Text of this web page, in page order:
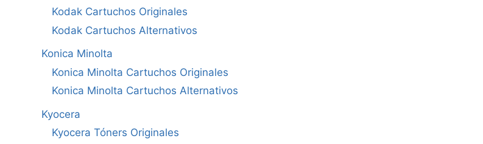
Kodak Cartuchos Originales
Kodak Cartuchos Alternativos
Konica Minolta
Konica Minolta Cartuchos Originales
Konica Minolta Cartuchos Alternativos
Kyocera
Kyocera Tóners Originales